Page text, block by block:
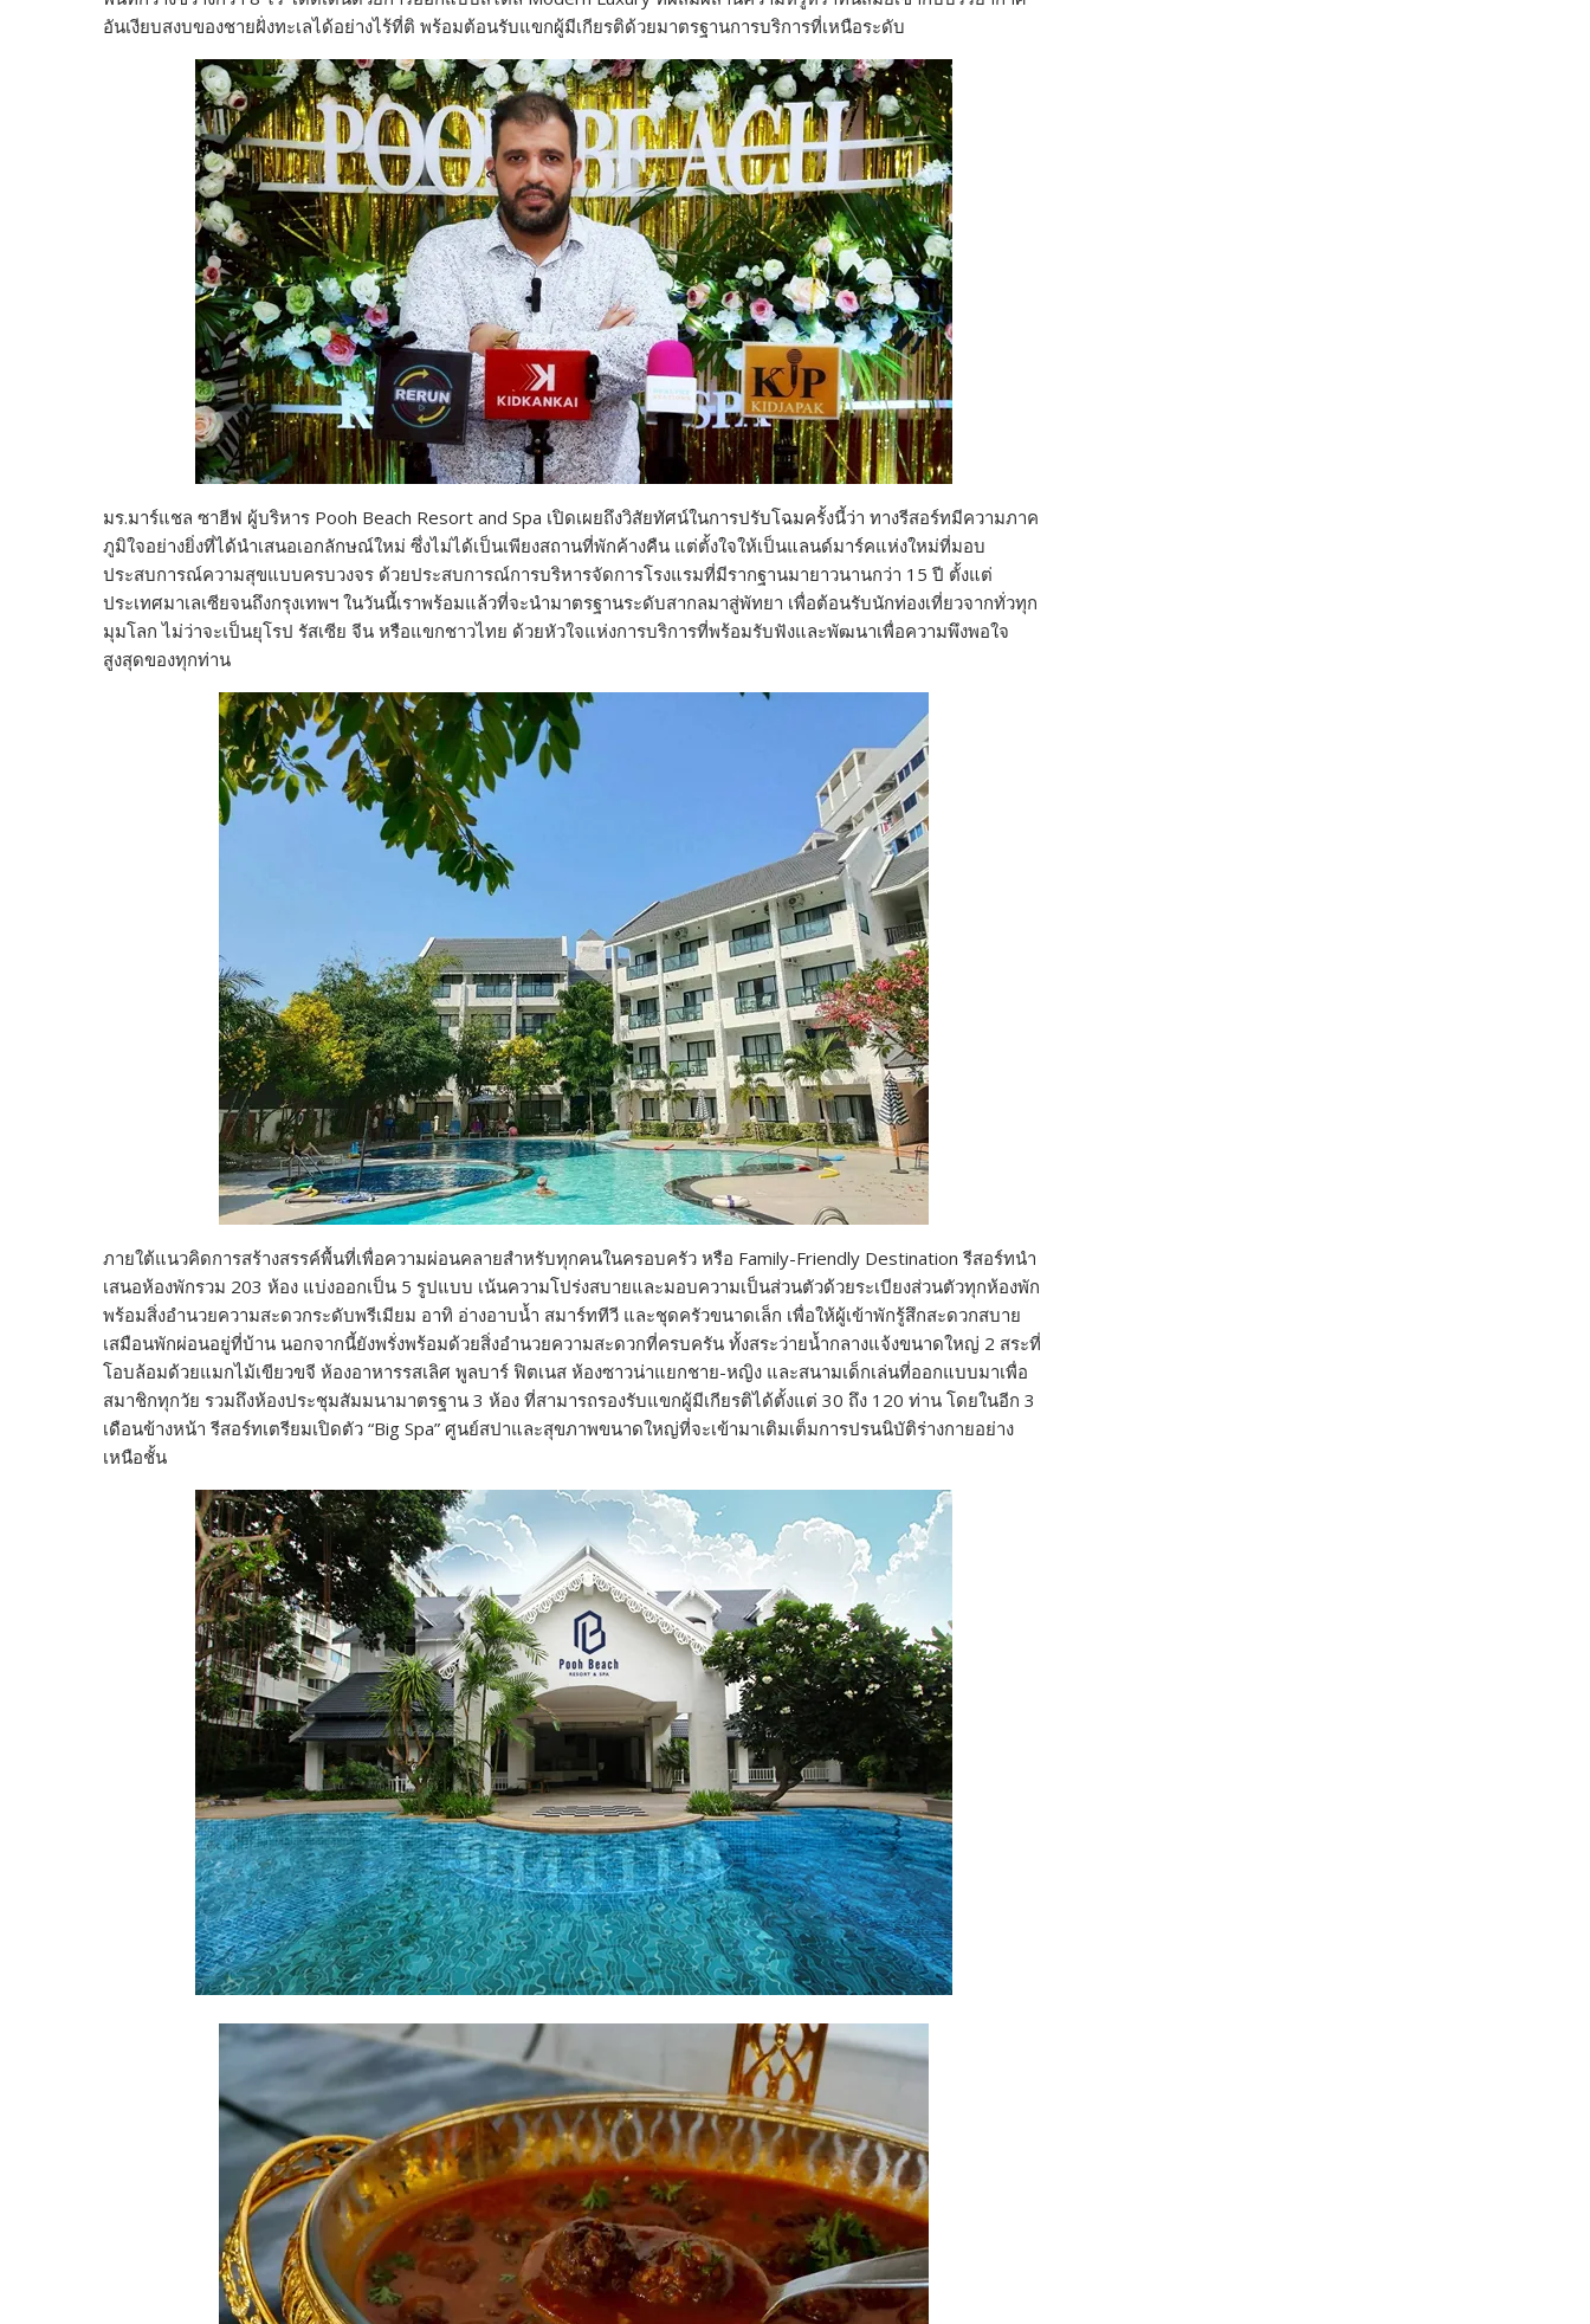
อันเงียบสงบของชายฝั่งทะเลได้อย่างไร้ที่ติ พร้อมต้อนรับแขกผู้มีเกียรติด้วยมาตรฐานการบริการที่เหนือระดับ
มร.มาร์แชล ซาฮีฟ ผู้บริหาร Pooh Beach Resort and Spa เปิดเผยถึงวิสัยทัศน์ในการปรับโฉมครั้งนี้ว่า ทางรีสอร์ทมีความภาค
ภูมิใจอย่างยิ่งที่ได้นำเสนอเอกลักษณ์ใหม่ ซึ่งไม่ได้เป็นเพียงสถานที่พักค้างคืน แต่ตั้งใจให้เป็นแลนด์มาร์คแห่งใหม่ที่มอบ
ประสบการณ์ความสุขแบบครบวงจร ด้วยประสบการณ์การบริหารจัดการโรงแรมที่มีรากฐานมายาวนานกว่า 15 ปี ตั้งแต่
ประเทศมาเลเซียจนถึงกรุงเทพฯ ในวันนี้เราพร้อมแล้วที่จะนำมาตรฐานระดับสากลมาสู่พัทยา เพื่อต้อนรับนักท่องเที่ยวจากทั่วทุก
มุมโลก ไม่ว่าจะเป็นยุโรป รัสเซีย จีน หรือแขกชาวไทย ด้วยหัวใจแห่งการบริการที่พร้อมรับฟังและพัฒนาเพื่อความพึงพอใจ
สูงสุดของทุกท่าน
ภายใต้แนวคิดการสร้างสรรค์พื้นที่เพื่อความผ่อนคลายสำหรับทุกคนในครอบครัว หรือ Family-Friendly Destination รีสอร์ทนำ
เสนอห้องพักรวม 203 ห้อง แบ่งออกเป็น 5 รูปแบบ เน้นความโปร่งสบายและมอบความเป็นส่วนตัวด้วยระเบียงส่วนตัวทุกห้องพัก
พร้อมสิ่งอำนวยความสะดวกระดับพรีเมียม อาทิ อ่างอาบน้ำ สมาร์ททีวี และชุดครัวขนาดเล็ก เพื่อให้ผู้เข้าพักรู้สึกสะดวกสบาย
เสมือนพักผ่อนอยู่ที่บ้าน นอกจากนี้ยังพรั่งพร้อมด้วยสิ่งอำนวยความสะดวกที่ครบครัน ทั้งสระว่ายน้ำกลางแจ้งขนาดใหญ่ 2 สระที่
โอบล้อมด้วยแมกไม้เขียวขจี ห้องอาหารรสเลิศ พูลบาร์ ฟิตเนส ห้องซาวน่าแยกชาย-หญิง และสนามเด็กเล่นที่ออกแบบมาเพื่อ
สมาชิกทุกวัย รวมถึงห้องประชุมสัมมนามาตรฐาน 3 ห้อง ที่สามารถรองรับแขกผู้มีเกียรติได้ตั้งแต่ 30 ถึง 120 ท่าน โดยในอีก 3
เดือนข้างหน้า รีสอร์ทเตรียมเปิดตัว “Big Spa” ศูนย์สปาและสุขภาพขนาดใหญ่ที่จะเข้ามาเติมเต็มการปรนนิบัติร่างกายอย่าง
เหนือชั้น